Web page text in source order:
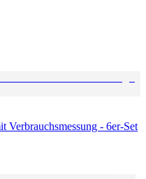
Verbrauchsmessung - 6er-Set